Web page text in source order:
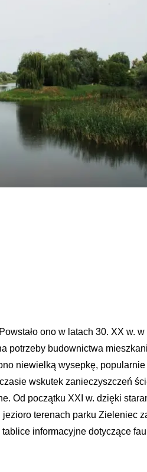
ono w latach 30. XX w.
potrzeby budownictwa
niewielką wysepkę,
wskutek zanieczyszczeń
Od początku XXI w. dzięki
terenach parku Zieleniec
informacyjne dotyczące